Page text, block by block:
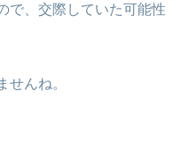
で、交際していた可能性
せんね。